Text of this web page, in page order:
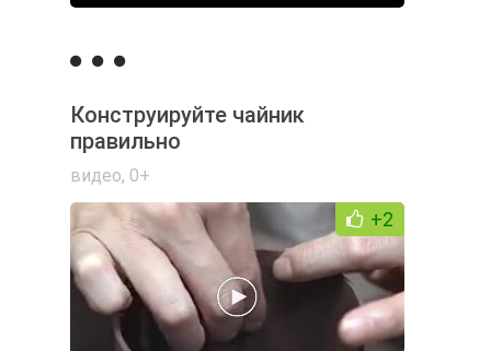
Конструируйте чайник
правильно
видео, 0+
+2